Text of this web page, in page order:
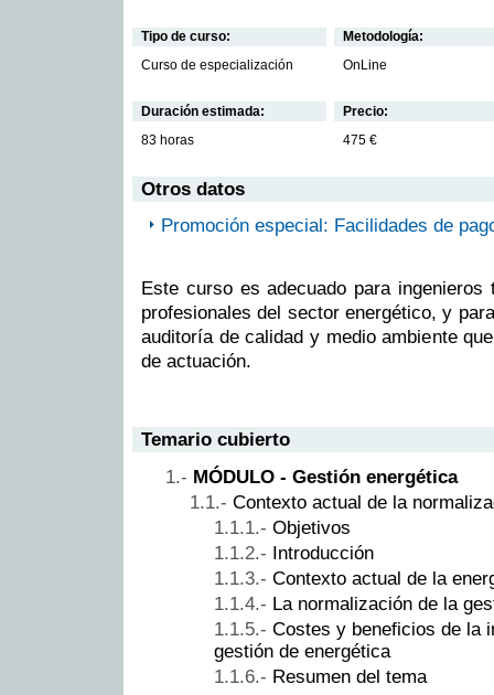
Tipo de curso:
Curso de especialización
Metodología:
OnLine
Duración estimada:
83 horas
Precio:
475 €
Otros datos
Promoción especial: Facilidades de
Este curso es adecuado para
profesionales del sector energético, y
auditoría de calidad y medio ambiente
de actuación.
Temario cubierto
MÓDULO - Gestión energética
Contexto actual de la
Objetivos
Introducción
Contexto actual de la
La normalización de la
Costes y beneficios de la
gestión de energética
Resumen del tema